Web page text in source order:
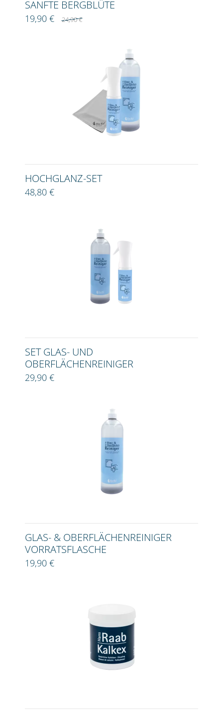
SANFTE BERGBLÜTE
19,90 €24,90 €
HOCHGLANZ-SET
48,80 €
SET GLAS- UND
OBERFLÄCHENREINIGER
29,90 €
GLAS- & OBERFLÄCHENREINIGER
VORRATSFLASCHE
19,90 €